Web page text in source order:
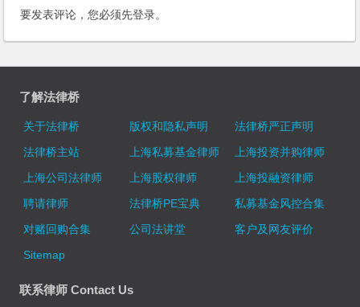
要发表评论，您必须先登录。
了解法律桥
关于法律桥 版权和隐私声明
法律桥严正声明
法律桥主站
上海私募基金律师
上海投资并购律师
上海公司法律师
上海股权律师
上海投融资律师
聘请律师
法律桥PE宝典
私募基金风控合集
对赌回购合集
公司法讲堂
客户及网友评价
Sitemap
联系律师 Contact Us